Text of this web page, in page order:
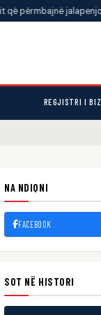
jalapenjo mund të
REGJISTRI I
NA NDIQNI
FACEBOOK
SOT NË HISTORI